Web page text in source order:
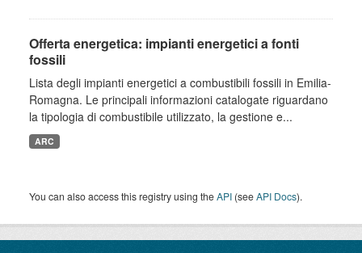
Offerta energetica: impianti energetici a fonti
fossili
Lista degli impianti energetici a combustibili fossili in Emilia-
Romagna. Le principali informazioni catalogate riguardano
la tipologia di combustibile utilizzato, la gestione e...
ARC
You can also access this registry using theAPI (seeAPI Docs).